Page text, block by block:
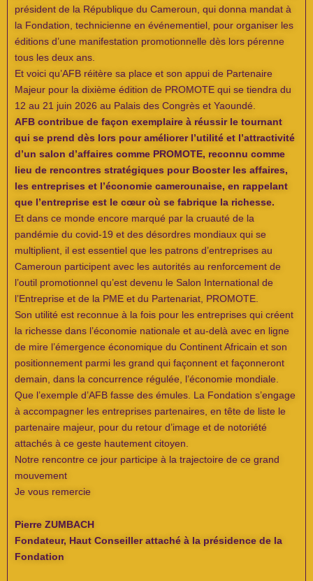
président de la République du Cameroun, qui donna mandat à
la Fondation, technicienne en événementiel, pour organiser les
éditions d’une manifestation promotionnelle dès lors pérenne
tous les deux ans.
Et voici qu’AFB réitère sa place et son appui de Partenaire
Majeur pour la dixième édition de PROMOTE qui se tiendra du
12 au 21 juin 2026 au Palais des Congrès et Yaoundé.
AFB contribue de façon exemplaire à réussir le tournant
qui se prend dès lors pour améliorer l’utilité et l’attractivité
d’un salon d’affaires comme PROMOTE, reconnu comme
lieu de rencontres stratégiques pour Booster les affaires,
les entreprises et l’économie camerounaise, en rappelant
que l’entreprise est le cœur où se fabrique la richesse.
Et dans ce monde encore marqué par la cruauté de la
pandémie du covid-19 et des désordres mondiaux qui se
multiplient, il est essentiel que les patrons d’entreprises au
Cameroun participent avec les autorités au renforcement de
l’outil promotionnel qu’est devenu le Salon International de
l’Entreprise et de la PME et du Partenariat, PROMOTE.
Son utilité est reconnue à la fois pour les entreprises qui créent
la richesse dans l’économie nationale et au-delà avec en ligne
de mire l’émergence économique du Continent Africain et son
positionnement parmi les grand qui façonnent et façonneront
demain, dans la concurrence régulée, l’économie mondiale.
Que l’exemple d’AFB fasse des émules. La Fondation s’engage
à accompagner les entreprises partenaires, en tête de liste le
partenaire majeur, pour du retour d’image et de notoriété
attachés à ce geste hautement citoyen.
Notre rencontre ce jour participe à la trajectoire de ce grand
mouvement
Je vous remercie
Pierre ZUMBACH
Fondateur, Haut Conseiller attaché à la présidence de la
Fondation